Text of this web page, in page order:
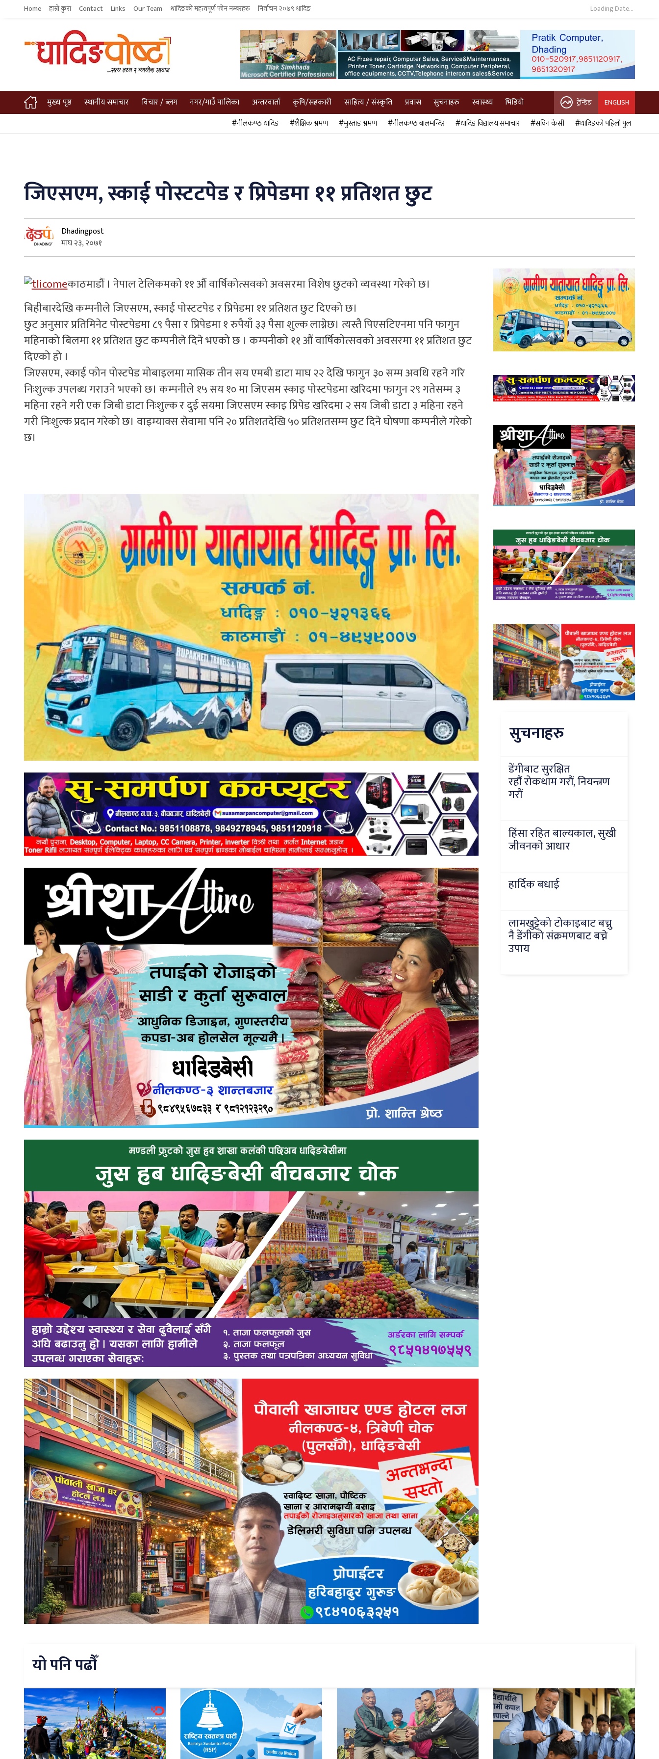
Home हाम्रो कुरा Contact Links Our Team धादिङको महत्वपूर्ण फोन नम्बरहरु निर्वाचन २०७९ धादिङ Loading Date...
मुख्य पृष्ठ स्थानीय समाचार विचार / ब्लग नगर/गाउँ पालिका अन्तरवार्ता कृषि/सहकारी साहित्य / संस्कृति प्रवास सुचनाहरु स्वास्थ्य भिडियो ट्रेन्डिङ ENGLISH
#नीलकण्ठ धादिङ #शैक्षिक भ्रमण #मुस्ताङ भ्रमण #नीलकण्ठ बालमन्दिर #धादिङ विद्यालय समाचार #सविन केसी #धादिङको पहिलो पुल
जिएसएम, स्काई पोस्टटपेड र प्रिपेडमा ११ प्रतिशत छुट
Dhadingpost
माघ २३, २०७१
काठमाडौं । नेपाल टेलिकमको ११ औं वार्षिकोत्सवको अवसरमा विशेष छुटको व्यवस्था गरेको छ।
बिहीबारदेखि कम्पनीले जिएसएम, स्काई पोस्टटपेड र प्रिपेडमा ११ प्रतिशत छुट दिएको छ।
छुट अनुसार प्रतिमिनेट पोस्टपेडमा ८९ पैसा र प्रिपेडमा १ रुपैयाँ ३३ पैसा शुल्क लाग्नेछ। त्यस्तै पिएसटिएनमा पनि फागुन
महिनाको बिलमा ११ प्रतिशत छुट कम्पनीले दिने भएको छ । कम्पनीको ११ औं वार्षिकोत्सवको अवसरमा ११ प्रतिशत छुट
दिएको हो ।
जिएसएम, स्काई फोन पोस्टपेड मोबाइलमा मासिक तीन सय एमबी डाटा माघ २२ देखि फागुन ३० सम्म अवधि रहने गरि
निःशुल्क उपलब्ध गराउने भएको छ। कम्पनीले १५ सय १० मा जिएसम स्काइ पोस्टपेडमा खरिदमा फागुन २९ गतेसम्म ३
महिना रहने गरी एक जिबी डाटा निःशुल्क र दुई सयमा जिएसएम स्काइ प्रिपेड खरिदमा २ सय जिबी डाटा ३ महिना रहने
गरी निःशुल्क प्रदान गरेको छ। वाइम्याक्स सेवामा पनि २० प्रतिशतदेखि ५० प्रतिशतसम्म छुट दिने घोषणा कम्पनीले गरेको
छ।
सुचनाहरु
डेंगीबाट सुरक्षित
रहौं रोकथाम गरौं, नियन्त्रण
गरौं
हिंसा रहित बाल्यकाल, सुखी
जीवनको आधार
हार्दिक बधाई
लामखुट्टेको टोकाइबाट बच्नु
नै डेंगीको संक्रमणबाट बच्ने
उपाय
यो पनि पढौँ